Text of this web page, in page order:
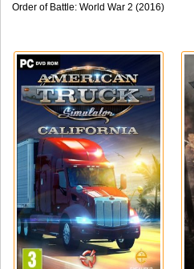
Order of Battle: World War 2 (2016)